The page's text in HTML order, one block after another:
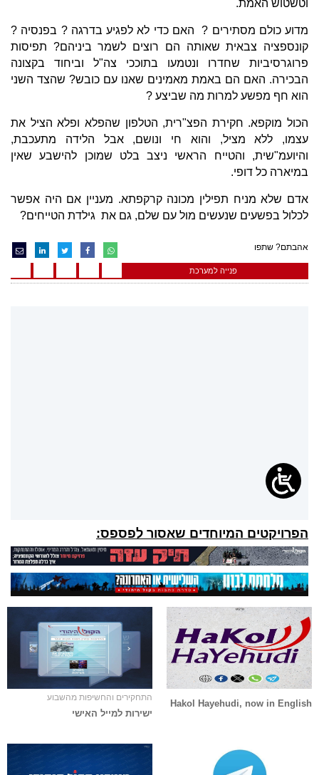
וטשטוש האמת.
מדוע כולם מסתירים ? האם כדי לא לפגיע בדרגה ? בפנסיה ?
קונספציה צבאית שאותה הם רוצים לשמר ביניהם? תפיסות
פרוגרסיביות שחדרו ונטמעו בתוככי צה"ל וביחוד בקצונה
הבכירה. האם הם באמת מאמינים שאנו עם כובש? שהצד השני
הוא חף מפשע למרות מה שביצע ?
הכול מוקפא. חקירת הפצ"רית, הטלפון שהפלא ופלא הציל את
עצמו, ללא מציל, והוא חי ונושם, אבל הלידה מתעכבת,
והיועמ"שית, והטייח הראשי ניצב בלט שמוכן להישבע שאין
במיארה כל דופי.
אדם שלא מניח תפילין מכונה קרקפתא. מעניין אם היה אפשר
לכלול בפשעים שנעשים מול עם שלם, גם את גילדת הטייחים?
אהבתם? שתפו
פנייה למערכת
הפרויקטים המיוחדים שאסור לפספס:
Hakol Hayehudi, now in English
התחקירים והחשיפות מהשבוע
ישירות למייל האישי